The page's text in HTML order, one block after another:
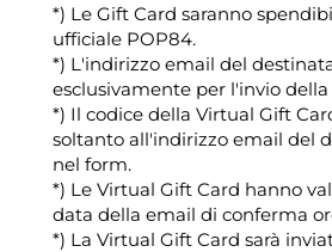
*) Le Gift Card saranno
ufficiale POP84.
*) L'indirizzo email del
esclusivamente per l'invio
*) Il codice della Virtual Gift
soltanto all'indirizzo email del
nel form.
*) Le Virtual Gift Card hanno
data della email di conferma
*) La Virtual Gift Card sarà